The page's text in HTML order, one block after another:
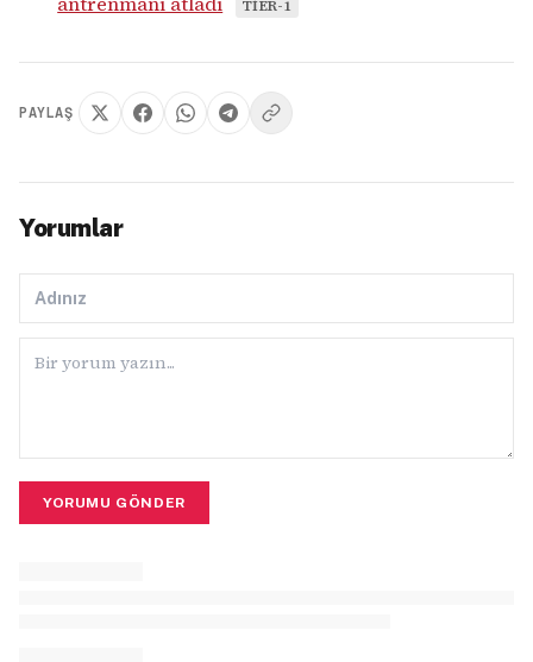
TIER-1
PAYLAŞ
Yorumlar
YORUMU GÖNDER